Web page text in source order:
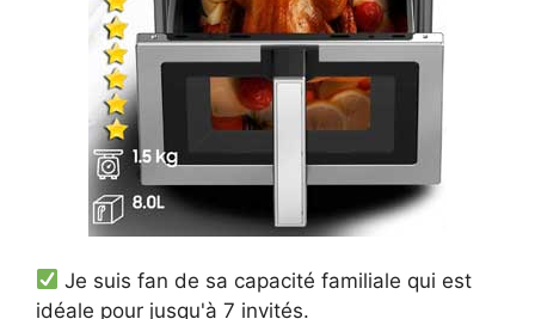
Je suis fan de sa capacité familiale qui est
idéale pour jusqu'à 7 invités.